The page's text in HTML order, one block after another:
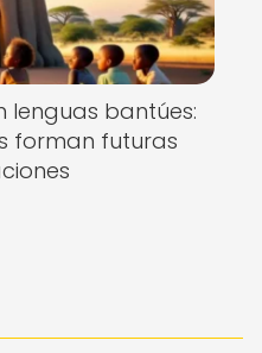
lenguas bantúes:
forman futuras